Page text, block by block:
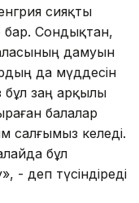
сияқты
бар. Сондықтан,
дамуын
да мүддесін
бұл заң арқылы
балалар
салғымыз келеді.
бұл
- деп түсіндіреді